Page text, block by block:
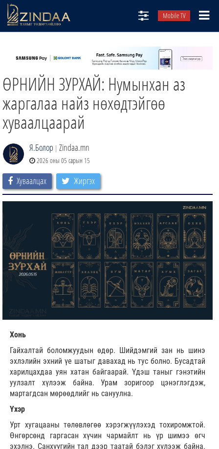
Mobile TV
ТВ8
ӨГЛӨӨНИЙ СОНИН
ЗИНДАА СЭТГҮҮЛ
ӨРНИЙН ЗУРХАЙ: Нумынхан аз
жаргалаа найз нөхөдтэйгөө
хуваалцаарай
Я.Болор | Zindaa.mn
2026 оны 05 сарын 15
Хуваалцах Жиргэх
Хонь
Гайхалтай боломжуудын өдөр. Шийдэмгий зан нь шинэ
эхлэлийн эхний үе шатыг давахад нь тус болно. Бусадтай
харилцахдаа уян хатан байгаарай. Үдэш таныг гэнэтийн
уулзалт хүлээж байна. Урам зоригоор цэнэглэгдэж,
мартагдсан мөрөөдлийг нь сануулна.
Үхэр
Урт хугацааны төлөвлөгөө хэрэгжүүлэхэд тохиромжтой.
Өнгөрсөнд гаргасан хүчин чармайлт нь үр шимээ өгч
эхэлнэ. Санхүүгийн тал дээр таатай бэлэг хүлээж байна.